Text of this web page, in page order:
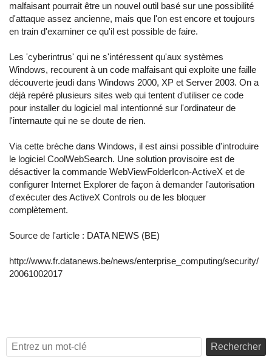
malfaisant pourrait être un nouvel outil basé sur une possibilité
d'attaque assez ancienne, mais que l'on est encore et toujours
en train d'examiner ce qu'il est possible de faire.
Les 'cyberintrus' qui ne s'intéressent qu'aux systèmes
Windows, recourent à un code malfaisant qui exploite une faille
découverte jeudi dans Windows 2000, XP et Server 2003. On a
déjà repéré plusieurs sites web qui tentent d'utiliser ce code
pour installer du logiciel mal intentionné sur l'ordinateur de
l'internaute qui ne se doute de rien.
Via cette brèche dans Windows, il est ainsi possible d'introduire
le logiciel CoolWebSearch. Une solution provisoire est de
désactiver la commande WebViewFolderIcon-ActiveX et de
configurer Internet Explorer de façon à demander l'autorisation
d'exécuter des ActiveX Controls ou de les bloquer
complètement.
Source de l'article : DATA NEWS (BE)
http://www.fr.datanews.be/news/enterprise_computing/security/
20061002017
Rechercher